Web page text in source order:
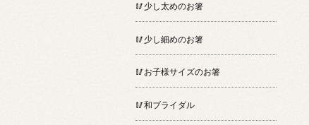
🥢少し太めのお箸
🥢少し細めのお箸
🥢お子様サイズのお箸
🥢和ブライダル